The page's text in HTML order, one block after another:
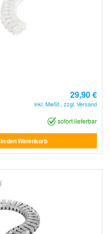
29,90 €
inkl. MwSt., zzgl. Versand
sofort lieferbar
In den Warenkorb